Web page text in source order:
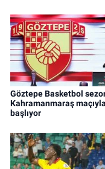
Göztepe Basketbol
Kahramanmaraş maçıyla
başlıyor